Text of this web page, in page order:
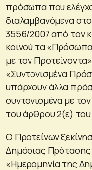
πρόσωπα που
διαλαμβανόμενα
3556/2007 από τον
κοινού τα
με τον
«Συντονισμένα
υπάρχουν άλλα
συντονισμένα με
του άρθρου 2(ε)
Ο Προτείνων
Δημόσιας
«Ημερομηνία της